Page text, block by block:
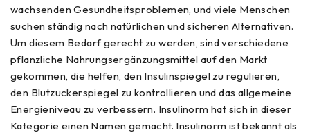
wachsenden Gesundheitsproblemen, und viele Menschen
suchen ständig nach natürlichen und sicheren Alternativen.
Um diesem Bedarf gerecht zu werden, sind verschiedene
pflanzliche Nahrungsergänzungsmittel auf den Markt
gekommen, die helfen, den Insulinspiegel zu regulieren,
den Blutzuckerspiegel zu kontrollieren und das allgemeine
Energieniveau zu verbessern. Insulinorm hat sich in dieser
Kategorie einen Namen gemacht. Insulinorm ist bekannt als